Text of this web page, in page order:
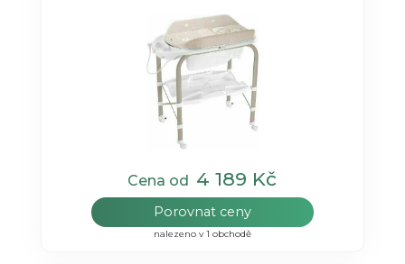
Cena od 4 189 Kč
Porovnat ceny
nalezeno v 1 obchodě